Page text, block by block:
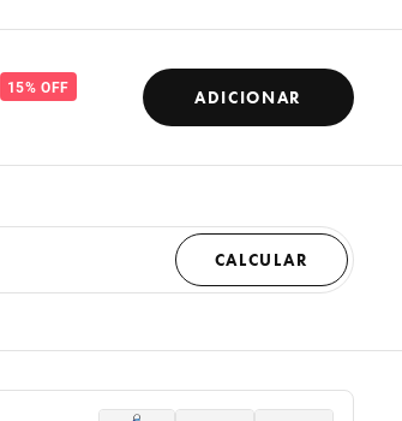
15% OFF
ADICIONAR
CALCULAR